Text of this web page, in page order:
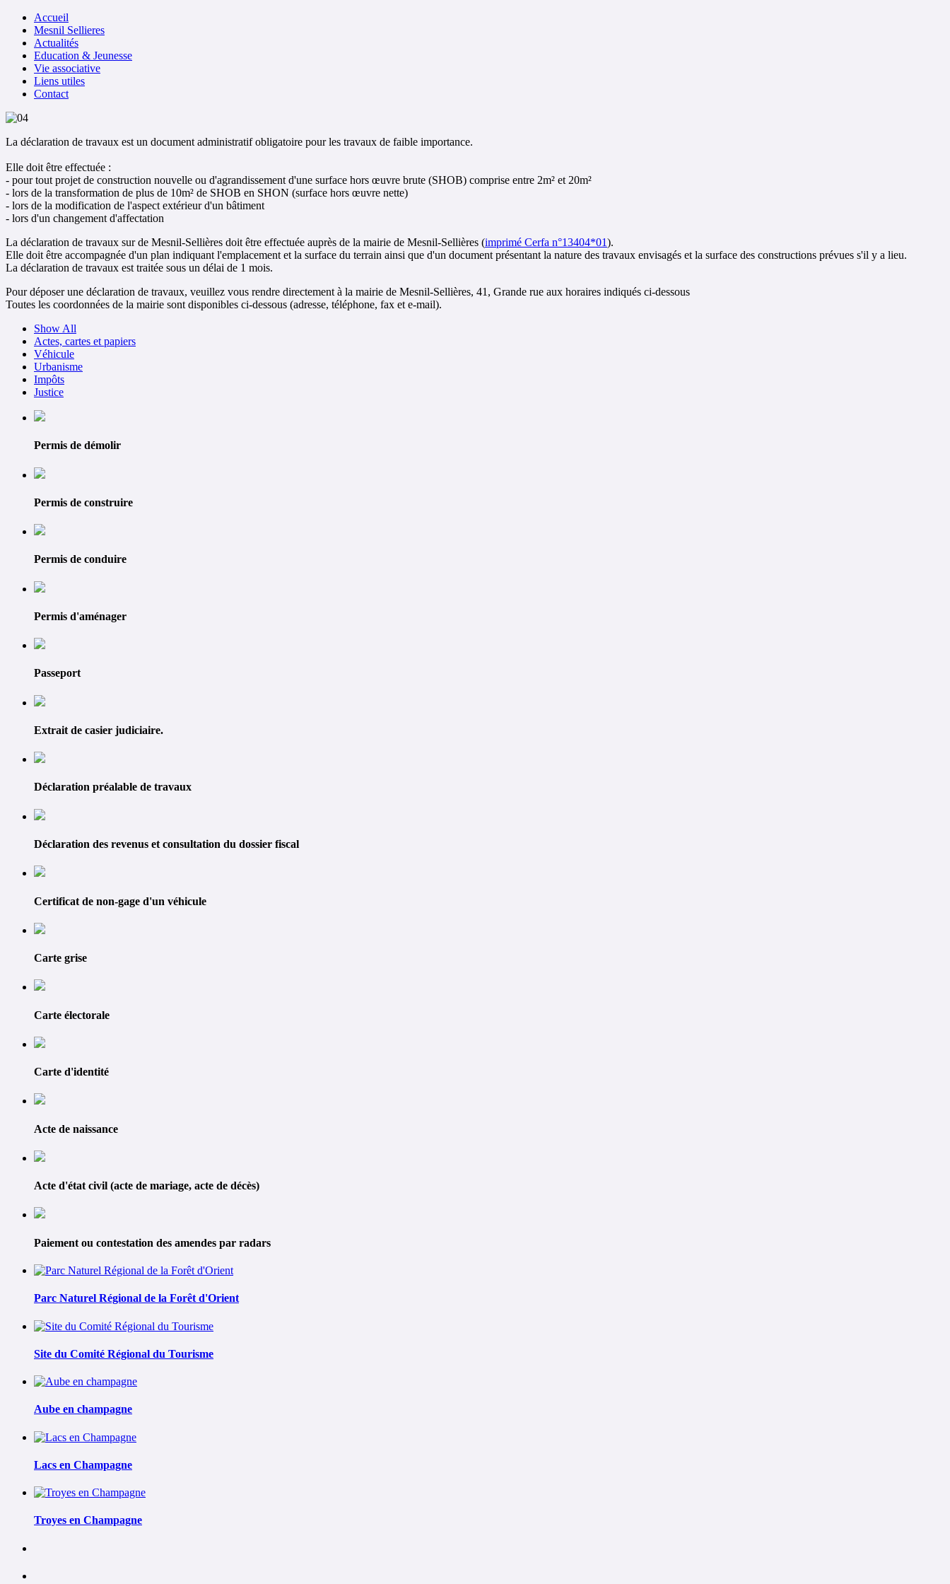
Accueil
Mesnil Sellieres
Actualités
Education & Jeunesse
Vie associative
Liens utiles
Contact
La déclaration de travaux est un document administratif obligatoire pour les travaux de faible importance.
Elle doit être effectuée :
- pour tout projet de construction nouvelle ou d'agrandissement d'une surface hors œuvre brute (SHOB) comprise entre 2m² et 20m²
- lors de la transformation de plus de 10m² de SHOB en SHON (surface hors œuvre nette)
- lors de la modification de l'aspect extérieur d'un bâtiment
- lors d'un changement d'affectation
La déclaration de travaux sur de Mesnil-Sellières doit être effectuée auprès de la mairie de Mesnil-Sellières (imprimé Cerfa n°13404*01).
Elle doit être accompagnée d'un plan indiquant l'emplacement et la surface du terrain ainsi que d'un document présentant la nature des travaux envisagés et la surface des constructions prévues s'il y a lieu.
La déclaration de travaux est traitée sous un délai de 1 mois.
Pour déposer une déclaration de travaux, veuillez vous rendre directement à la mairie de Mesnil-Sellières, 41, Grande rue aux horaires indiqués ci-dessous
Toutes les coordonnées de la mairie sont disponibles ci-dessous (adresse, téléphone, fax et e-mail).
Show All
Actes, cartes et papiers
Véhicule
Urbanisme
Impôts
Justice
Permis de démolir
Permis de construire
Permis de conduire
Permis d'aménager
Passeport
Extrait de casier judiciaire.
Déclaration préalable de travaux
Déclaration des revenus et consultation du dossier fiscal
Certificat de non-gage d'un véhicule
Carte grise
Carte électorale
Carte d'identité
Acte de naissance
Acte d'état civil (acte de mariage, acte de décès)
Paiement ou contestation des amendes par radars
Parc Naturel Régional de la Forêt d'Orient
Site du Comité Régional du Tourisme
Aube en champagne
Lacs en Champagne
Troyes en Champagne